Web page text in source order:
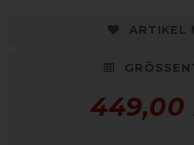
ARTIKEL
449,00